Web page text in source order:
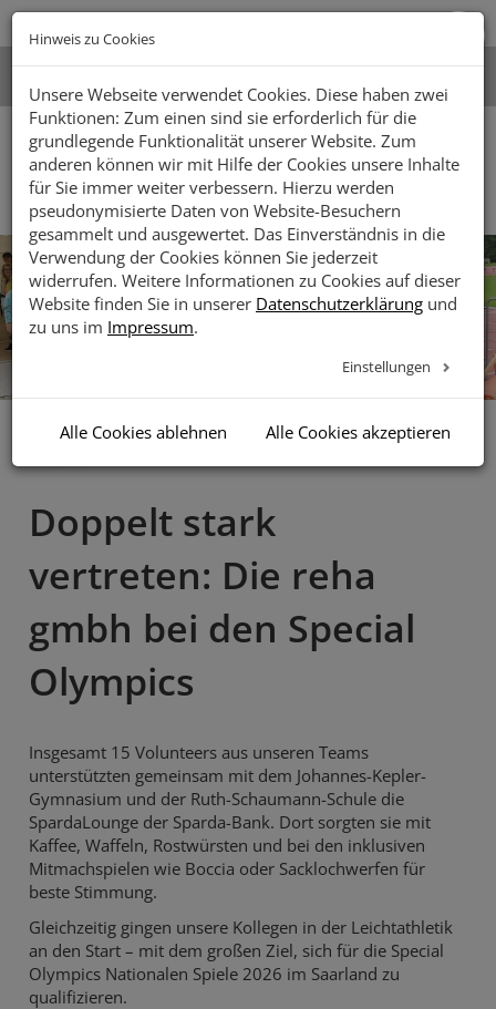
Zur
Hauptnavigation
Zum
Inhalt
Zum
Footer
FacebookInstagramLinkedInYoutubeSuche
Toggle
Vorlesen
Doppelt stark
vertreten: Die reha
gmbh bei den Special
Olympics
Insgesamt 15 Volunteers aus unseren Teams
unterstützten gemeinsam mit dem Johannes-Kepler-
Gymnasium und der Ruth-Schaumann-Schule die
SpardaLounge der Sparda-Bank. Dort sorgten sie mit
Kaffee, Waffeln, Rostwürsten und bei den inklusiven
Mitmachspielen wie Boccia oder Sacklochwerfen für
beste Stimmung.
Gleichzeitig gingen unsere Kollegen in der Leichtathletik
an den Start – mit dem großen Ziel, sich für die Special
Olympics Nationalen Spiele 2026 im Saarland zu
qualifizieren.
Hinweis zu Cookies
Unsere Webseite verwendet Cookies. Diese haben zwei
Funktionen: Zum einen sind sie erforderlich für die
grundlegende Funktionalität unserer Website. Zum
anderen können wir mit Hilfe der Cookies unsere Inhalte
für Sie immer weiter verbessern. Hierzu werden
pseudonymisierte Daten von Website-Besuchern
gesammelt und ausgewertet. Das Einverständnis in die
Verwendung der Cookies können Sie jederzeit
widerrufen. Weitere Informationen zu Cookies auf dieser
Website finden Sie in unserer Datenschutzerklärung und
zu uns im Impressum.
Einstellungen
Alle Cookies ablehnen Alle Cookies akzeptieren